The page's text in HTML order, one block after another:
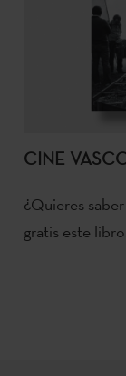
CINE
¿Quieres
gratis este